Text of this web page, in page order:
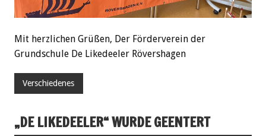
Mit herzlichen Grüßen, Der Förderverein der
Grundschule De Likedeeler Rövershagen
Verschiedenes
„DE LIKEDEELER“ WURDE GEENTERT